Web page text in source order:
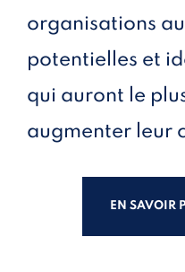
organisations
potentielles et
qui auront le
augmenter leur
EN SAVOIR